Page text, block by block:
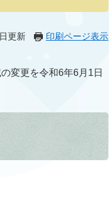
更新 印刷ページ表示
変更を令和6年6月1日